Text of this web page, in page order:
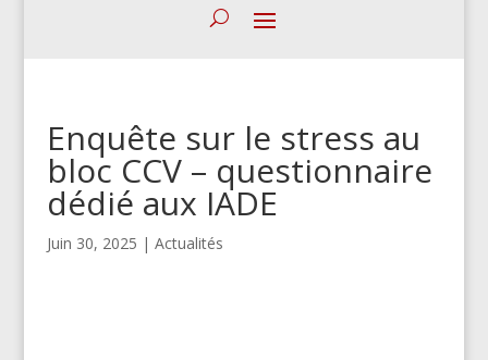
Enquête sur le stress au
bloc CCV – questionnaire
dédié aux IADE
Juin 30, 2025 | Actualités